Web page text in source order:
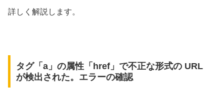
詳しく解説します。
タグ「a」の属性「href」で不正な形式の URL
が検出された。エラーの確認